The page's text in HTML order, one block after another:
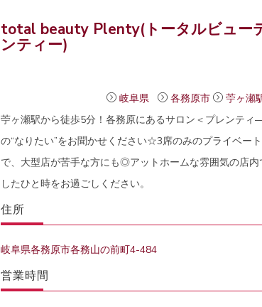
total beauty Plenty(トータルビュー
ンティー)
岐阜県 各務原市
苧ヶ瀬
苧ヶ瀬駅から徒歩5分！各務原にあるサロン＜プレンティ
の“なりたい”をお聞かせください☆3席のみのプライベー
で、大型店が苦手な方にも◎アットホームな雰囲気の店内
したひと時をお過ごしください。
住所
岐阜県各務原市各務山の前町4-484
営業時間